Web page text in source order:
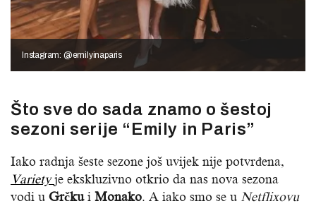
Instagram: @emilyinaparis
Što sve do sada znamo o šestoj
sezoni serije “Emily in Paris”
Iako radnja šeste sezone još uvijek nije potvrđena,
Variety je ekskluzivno otkrio da nas nova sezona
vodi u Grčkui Monako. A iako smo se u Netflixovu